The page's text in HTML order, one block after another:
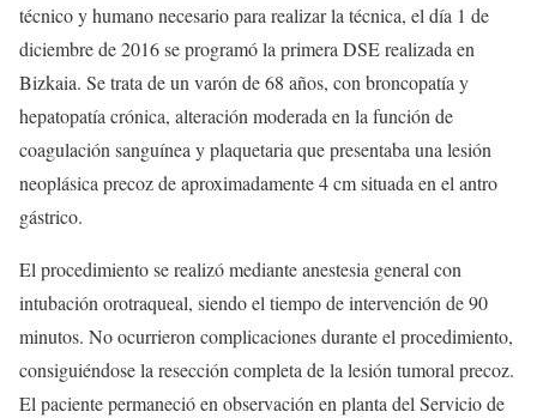
técnico y humano necesario para realizar la técnica, el día 1 de
diciembre de 2016 se programó la primera DSE realizada en
Bizkaia. Se trata de un varón de 68 años, con broncopatía y
hepatopatía crónica, alteración moderada en la función de
coagulación sanguínea y plaquetaria que presentaba una lesión
neoplásica precoz de aproximadamente 4 cm situada en el antro
gástrico.
El procedimiento se realizó mediante anestesia general con
intubación orotraqueal, siendo el tiempo de intervención de 90
minutos. No ocurrieron complicaciones durante el procedimiento,
consiguiéndose la resección completa de la lesión tumoral precoz.
El paciente permaneció en observación en planta del Servicio de